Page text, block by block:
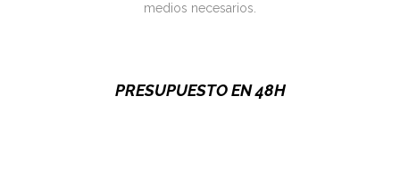
medios necesarios.
PRESUPUESTO EN 48H